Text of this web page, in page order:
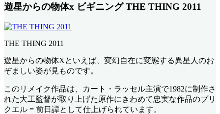
遊星からの物体x ビギニング THE THING 2011
THE THING 2011
遊星からの物体Xといえば、変幻自在に変態する異星人のお
ぞましい姿が見ものです。
このリメイク作品は、カート・ラッセル主演で1982に制作さ
れた大工監督が取り上げた原作にきわめて忠実な作品のプリ
クエル = 前日譚として仕上げられています。